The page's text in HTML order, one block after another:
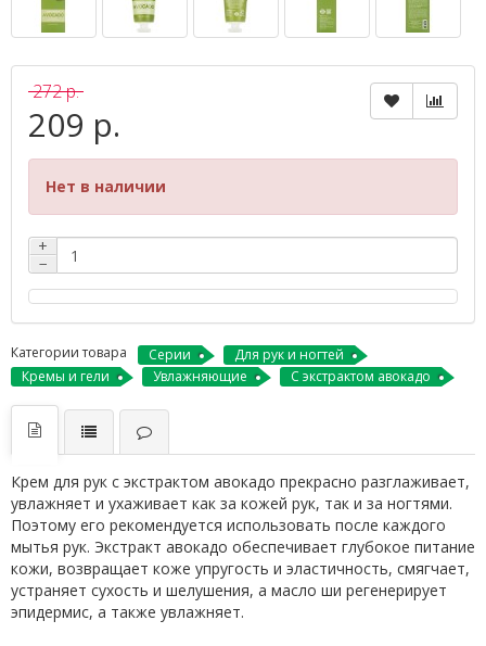
272 р.
209 р.
Нет в наличии
+
−
Категории товара Серии
Для рук и ногтей
Кремы и гели
Увлажняющие С экстрактом авокадо
Крем для рук с экстрактом авокадо прекрасно разглаживает,
увлажняет и ухаживает как за кожей рук, так и за ногтями.
Поэтому его рекомендуется использовать после каждого
мытья рук. Экстракт авокадо обеспечивает глубокое питание
кожи, возвращает коже упругость и эластичность, смягчает,
устраняет сухость и шелушения, а масло ши регенерирует
эпидермис, а также увлажняет.